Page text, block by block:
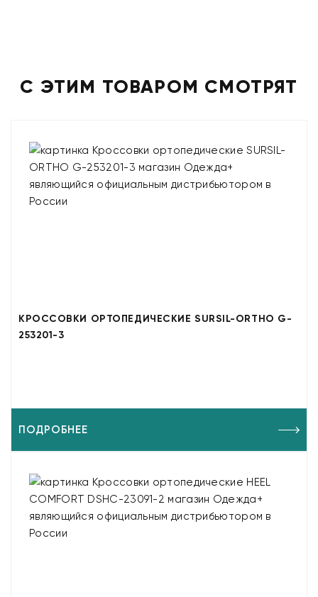
С ЭТИМ ТОВАРОМ СМОТРЯТ
КРОССОВКИ ОРТОПЕДИЧЕСКИЕ SURSIL-ORTHO G-
253201-3
ПОДРОБНЕЕ